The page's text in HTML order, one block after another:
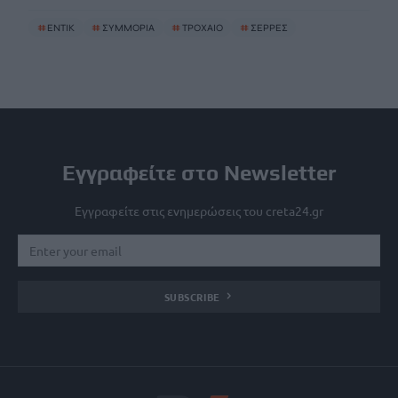
# ΕΝΤΙΚ # ΣΥΜΜΟΡΙΑ # ΤΡΟΧΑΙΟ # ΣΕΡΡΕΣ
Εγγραφείτε στο Newsletter
Εγγραφείτε στις ενημερώσεις του creta24.gr
SUBSCRIBE